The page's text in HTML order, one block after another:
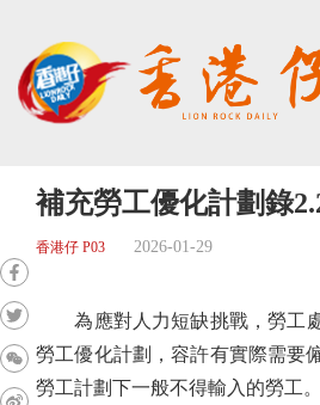
補充勞工優化計劃錄
香港仔 P03 2026-01-29
為應對人力短缺挑戰，勞工處
勞工優化計劃，容許有實際需要
勞工計劃下一般不得輸入的勞工。